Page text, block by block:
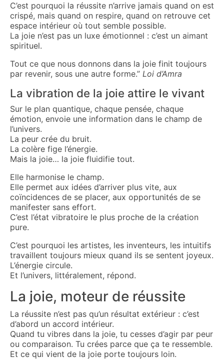
C’est pourquoi la réussite n’arrive jamais quand on est
crispé, mais quand on respire, quand on retrouve cet
espace intérieur où tout semble possible.
La joie n’est pas un luxe émotionnel : c’est un aimant
spirituel.
Tout ce que nous donnons dans la joie finit toujours
par revenir, sous une autre forme.” Loi d’Amra
La vibration de la joie attire le vivant
Sur le plan quantique, chaque pensée, chaque
émotion, envoie une information dans le champ de
l’univers.
La peur crée du bruit.
La colère fige l’énergie.
Mais la joie… la joie fluidifie tout.
Elle harmonise le champ.
Elle permet aux idées d’arriver plus vite, aux
coïncidences de se placer, aux opportunités de se
manifester sans effort.
C’est l’état vibratoire le plus proche de la création
pure.
C’est pourquoi les artistes, les inventeurs, les intuitifs
travaillent toujours mieux quand ils se sentent joyeux.
L’énergie circule.
Et l’univers, littéralement, répond.
La joie, moteur de réussite
La réussite n’est pas qu’un résultat extérieur : c’est
d’abord un accord intérieur.
Quand tu vibres dans la joie, tu cesses d’agir par peur
ou comparaison. Tu crées parce que ça te ressemble.
Et ce qui vient de la joie porte toujours loin.